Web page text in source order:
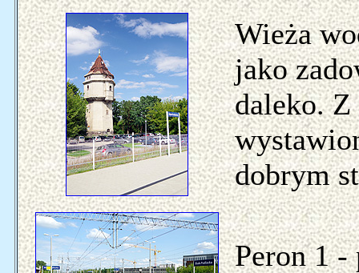
Wieża
jako
daleko.
dobrym
Peron 1